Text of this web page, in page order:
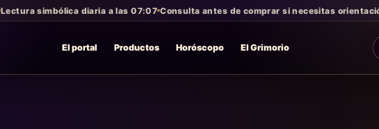
Lectura simbólica diaria a las 07:07 Consulta antes de comprar si necesitas
El portal Productos Horóscopo El Grimorio